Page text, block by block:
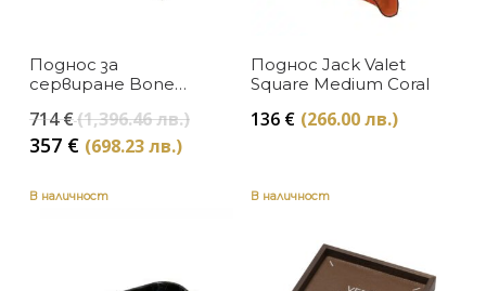
Поднос за
сервиране Bone
714€(1,396.46 лв.)Original
357 € (698.23 лв.)Текущата
Поднос Jack Valet
Square Medium Coral
136 € (266.00 лв.)
В наличност В наличност